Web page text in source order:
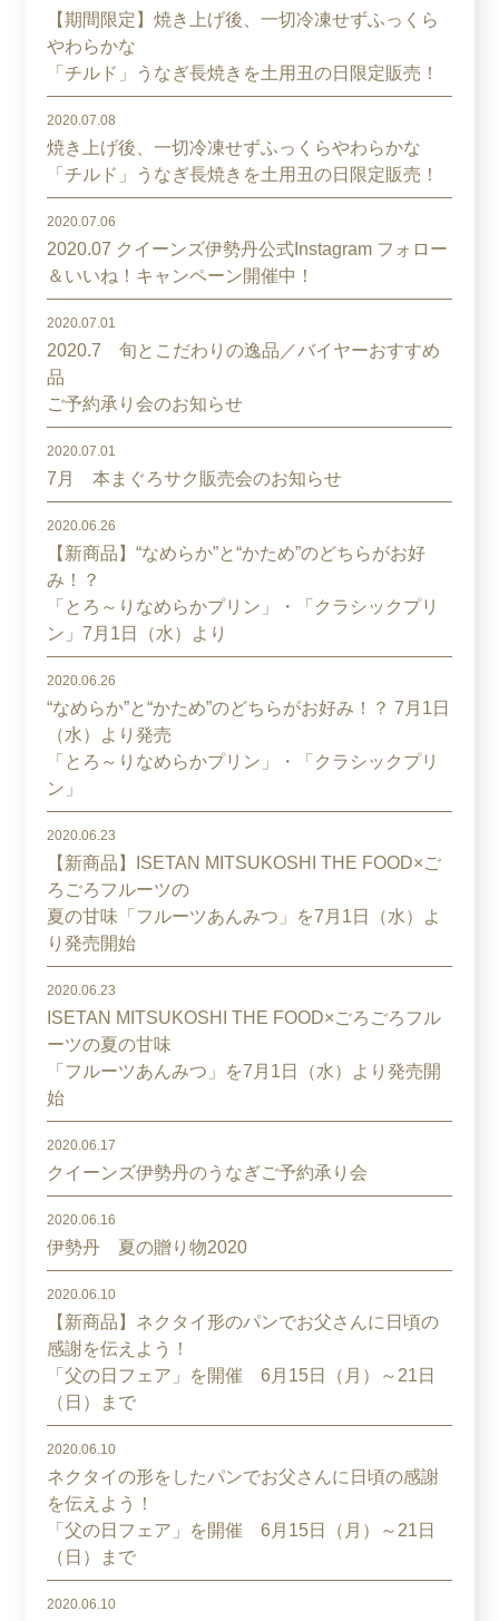
【期間限定】焼き上げ後、一切冷凍せずふっくら
やわらかな
「チルド」うなぎ長焼きを土用丑の日限定販売！
2020.07.08
焼き上げ後、一切冷凍せずふっくらやわらかな
「チルド」うなぎ長焼きを土用丑の日限定販売！
2020.07.06
2020.07 クイーンズ伊勢丹公式Instagram フォロー
＆いいね！キャンペーン開催中！
2020.07.01
2020.7 旬とこだわりの逸品／バイヤーおすすめ
品
ご予約承り会のお知らせ
2020.07.01
7月 本まぐろサク販売会のお知らせ
2020.06.26
【新商品】“なめらか”と“かため”のどちらがお好
み！？
「とろ～りなめらかプリン」・「クラシックプリ
ン」7月1日（水）より
2020.06.26
“なめらか”と“かため”のどちらがお好み！？ 7月1日
（水）より発売
「とろ～りなめらかプリン」・「クラシックプリ
ン」
2020.06.23
【新商品】ISETAN MITSUKOSHI THE FOOD×ご
ろごろフルーツの
夏の甘味「フルーツあんみつ」を7月1日（水）よ
り発売開始
2020.06.23
ISETAN MITSUKOSHI THE FOOD×ごろごろフル
ーツの夏の甘味
「フルーツあんみつ」を7月1日（水）より発売開
始
2020.06.17
クイーンズ伊勢丹のうなぎご予約承り会
2020.06.16
伊勢丹 夏の贈り物2020
2020.06.10
【新商品】ネクタイ形のパンでお父さんに日頃の
感謝を伝えよう！
「父の日フェア」を開催 6月15日（月）～21日
（日）まで
2020.06.10
ネクタイの形をしたパンでお父さんに日頃の感謝
を伝えよう！
「父の日フェア」を開催 6月15日（月）～21日
（日）まで
2020.06.10